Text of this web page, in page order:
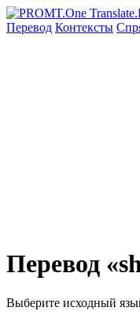
Перевод Контексты
Перевод
Выберите исходный